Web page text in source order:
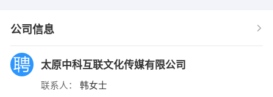
公司信息
太原中科互联文化传媒有限公司
联系人： 韩女士